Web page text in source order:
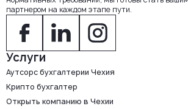
партнером на каждом этапе пути.
Услуги
Аутсорс бухгалтерии Чехия
Крипто бухгалтер
Открыть компанию в Чехии